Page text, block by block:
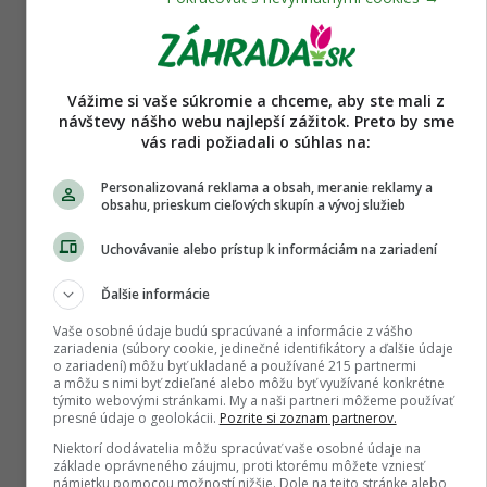
DISKUSIE NA TÉMU ČLÁNKU
Ako sa starat o bananovnik
Dostala som bananovnik. Ako sa on starat?
svetle miesto a vela
tabalugativi 9. 10. 2017 3 | celá diskusia
Aky druh palmy som nasiel prosim
Vas? Ako sa starat o takuto
palmu?.
Ahojte zahradkari. Mojej milej sa ulutostilo
tejto palmy, niekto ju vyhodil pri kontajner.
Teraz kra
Vážime si vaše súkromie a chceme, aby ste mali z
návštevy nášho webu najlepší zážitok. Preto by sme
vás radi požiadali o súhlas na:
Personalizovaná reklama a obsah, meranie reklamy a
obsahu, prieskum cieľových skupín a vývoj služieb
Uchovávanie alebo prístup k informáciám na zariadení
Ďalšie informácie
Vaše osobné údaje budú spracúvané a informácie z vášho
zariadenia (súbory cookie, jedinečné identifikátory a ďalšie údaje
o zariadení) môžu byť ukladané a používané 215 partnermi
a môžu s nimi byť zdieľané alebo môžu byť využívané konkrétne
týmito webovými stránkami. My a naši partneri môžeme používať
presné údaje o geolokácii. Pozrite si zoznam partnerov.
Niektorí dodávatelia môžu spracúvať vaše osobné údaje na
základe oprávneného záujmu, proti ktorému môžete vzniesť
námietku pomocou možností nižšie. Dole na tejto stránke alebo